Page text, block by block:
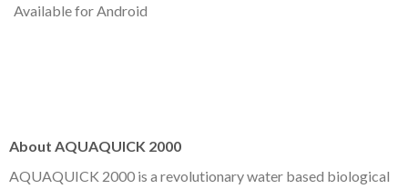
Available for Android
About AQUAQUICK 2000
AQUAQUICK 2000 is a revolutionary water based biological